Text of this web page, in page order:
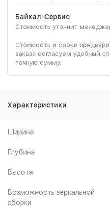
Байкал-Сервис
Стоимость уточнит
Стоимость и сроки
заказа согласуем удобный
точную сумму.
Характеристики
Ширина
Глубина
Высота
Возможность зеркальной
сборки